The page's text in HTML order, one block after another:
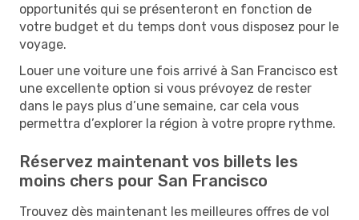
opportunités qui se présenteront en fonction de
votre budget et du temps dont vous disposez pour le
voyage.
Louer une voiture une fois arrivé à San Francisco est
une excellente option si vous prévoyez de rester
dans le pays plus d’une semaine, car cela vous
permettra d’explorer la région à votre propre rythme.
Réservez maintenant vos billets les
moins chers pour San Francisco
Trouvez dès maintenant les meilleures offres de vol